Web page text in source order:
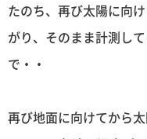
たのち、再び太陽に向
がり、そのまま計測し
で・・
再び地面に向けてから